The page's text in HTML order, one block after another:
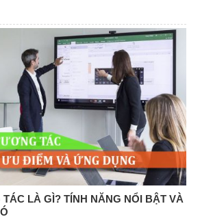
LÀ GÌ? TÍNH NĂNG NỔI BẬT VÀ